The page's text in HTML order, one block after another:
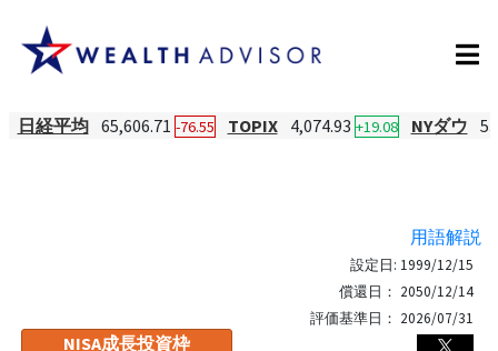
日経平均 65,606.71 -76.55 TOPIX 4,074.93 +19.08 NYダウ
用語解説
NISA成長投資枠
設定日: 1999/12/15
償還日： 2050/12/14
評価基準日： 2026/07/31